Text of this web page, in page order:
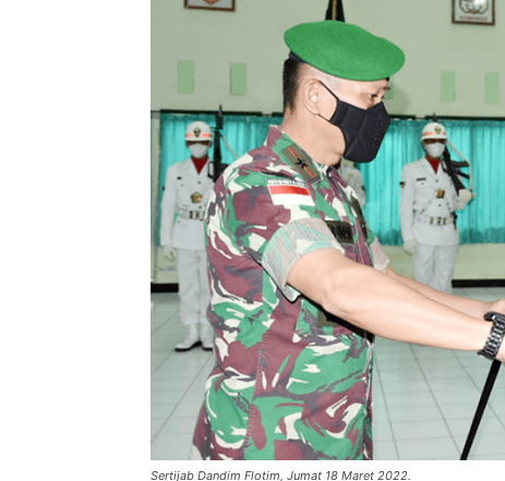
Sertijab Dandim Flotim, Jumat 18 Maret 2022.